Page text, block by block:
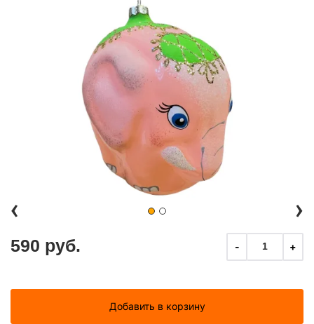
‹ ›
590 руб. - 1 +
Добавить в корзину